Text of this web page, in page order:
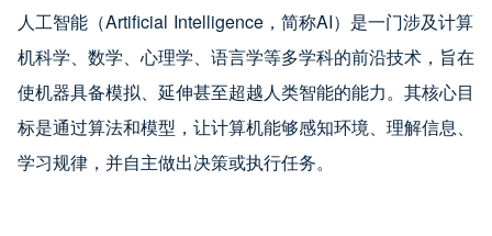
人工智能（Artificial Intelligence，简称AI）是一门涉及计算
机科学、数学、心理学、语言学等多学科的前沿技术，旨在
使机器具备模拟、延伸甚至超越人类智能的能力。其核心目
标是通过算法和模型，让计算机能够感知环境、理解信息、
学习规律，并自主做出决策或执行任务。